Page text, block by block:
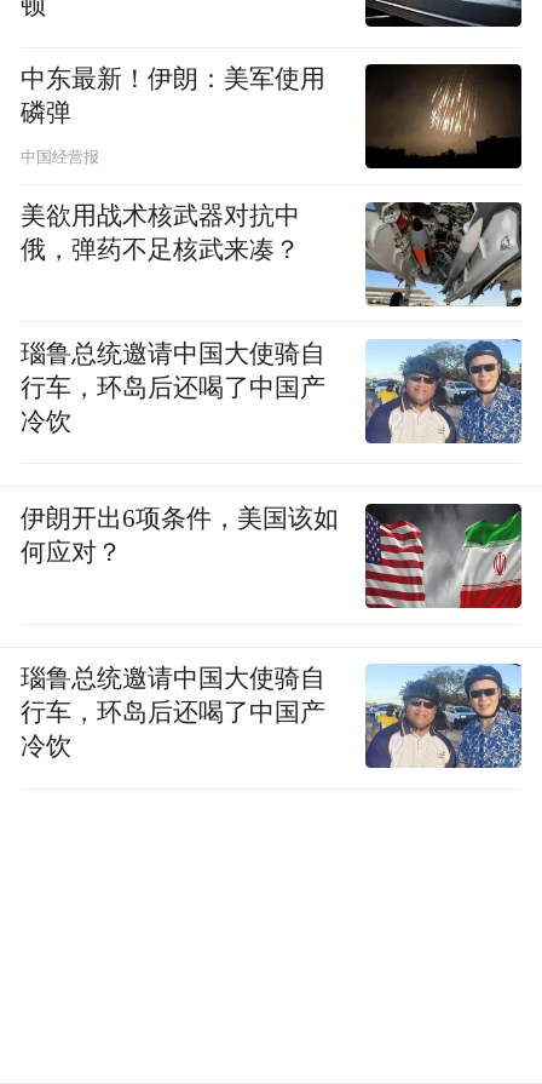
双重驱动。今年以来，湖北以《2025年武汉
市促进跨境贸易便利化措施》为抓手，推出6
方面21项创新举措，全面优化口岸营商环
境。在水运口岸推广“水水中转”“联动接卸”
模式，航空口岸试点“机坪理货-机坪直提”，
铁路口岸实施“铁路快速通关”，并开展数字
化监管集拼仓试点，大幅提升运输效率。“智
三方采信机制覆盖更多商品类别，企业通关
成本显著降低。
置模式，花湖国际机场货运通关的海关作业
时间压缩至5分钟；推行武汉阳逻港——上海
洋山港联动接卸监管模式，物流时间缩短2
局实施一揽子防冲击措施，全力动员企业“抢
出口”。
中东最新！伊朗：美军使用
磷弹
中国经营报
美欲用战术核武器对抗中
俄，弹药不足核武来凑？
瑙鲁总统邀请中国大使骑自
行车，环岛后还喝了中国产
冷饮
伊朗开出6项条件，美国该如
何应对？
瑙鲁总统邀请中国大使骑自
行车，环岛后还喝了中国产
冷饮